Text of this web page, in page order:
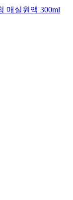
매실원액 300ml